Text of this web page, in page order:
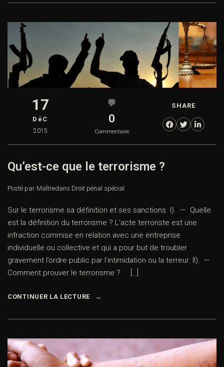
17
DéC
2015
💬
0
Commentaire
SHARE
Qu’est-ce que le terrorisme ?
Posté par Maîtredans Droit pénal spécial
Sur le terrorisme sa définition et ses sanctions. I). — Quelle
est la définition du terrorisme ? L’acte terroriste est une
infraction commise en relation avec une entreprise
individuelle ou collective et qui a pour but de troubler
gravement l’ordre public par l’intimidation ou la terreur. II). —
Comment prouver le terrorisme ? […]
CONTINUER LA LECTURE